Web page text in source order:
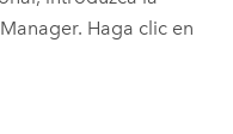
Haga clic en